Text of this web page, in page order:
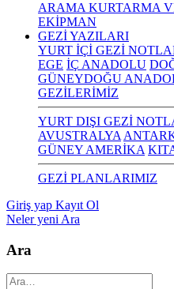
ARAMA KURTARMA
EKİPMAN
GEZİ YAZILARI
YURT İÇİ GEZİ
EGE İÇ ANADOLU
GÜNEYDOĞU
GEZİLERİMİZ
YURT DIŞI GEZİ
AVUSTRALYA
GÜNEY AMERİKA
GEZİ PLANLARIMIZ
Giriş yap Kayıt Ol
Neler yeni Ara
Ara